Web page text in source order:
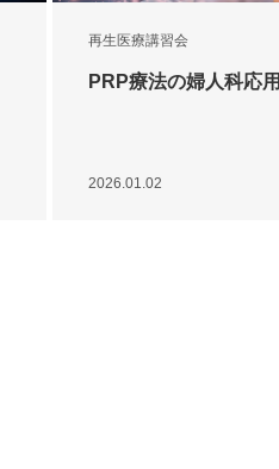
再生医療講習会
PRP療法の婦人科応用
2026.01.02